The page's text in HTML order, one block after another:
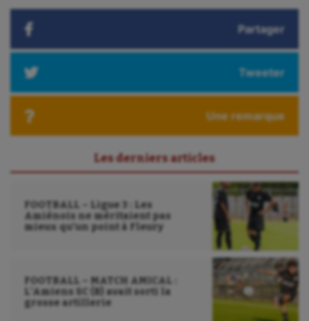
Partager
Tweeter
Une remarque
Les derniers articles
FOOTBALL – Ligue 3 : Les
Amiénois ne méritaient pas
mieux qu’un point à Fleury
FOOTBALL – MATCH AMICAL :
L’Amiens SC (B) avait sorti la
grosse artillerie